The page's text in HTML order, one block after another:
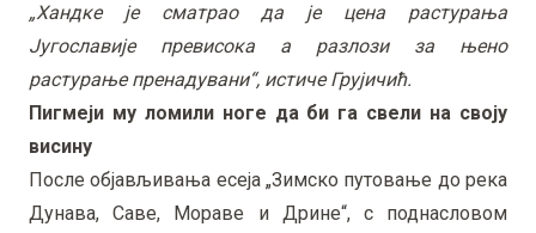
„Хандке је сматрао да је цена растурања
Југославије превисока а разлози за њено
растурање пренадувани“, истиче Грујичић.
Пигмеји му ломили ноге да би га свели на своју
висину
После објављивања есеја „Зимско путовање до река
Дунава, Саве, Мораве и Дрине“, с поднасловом